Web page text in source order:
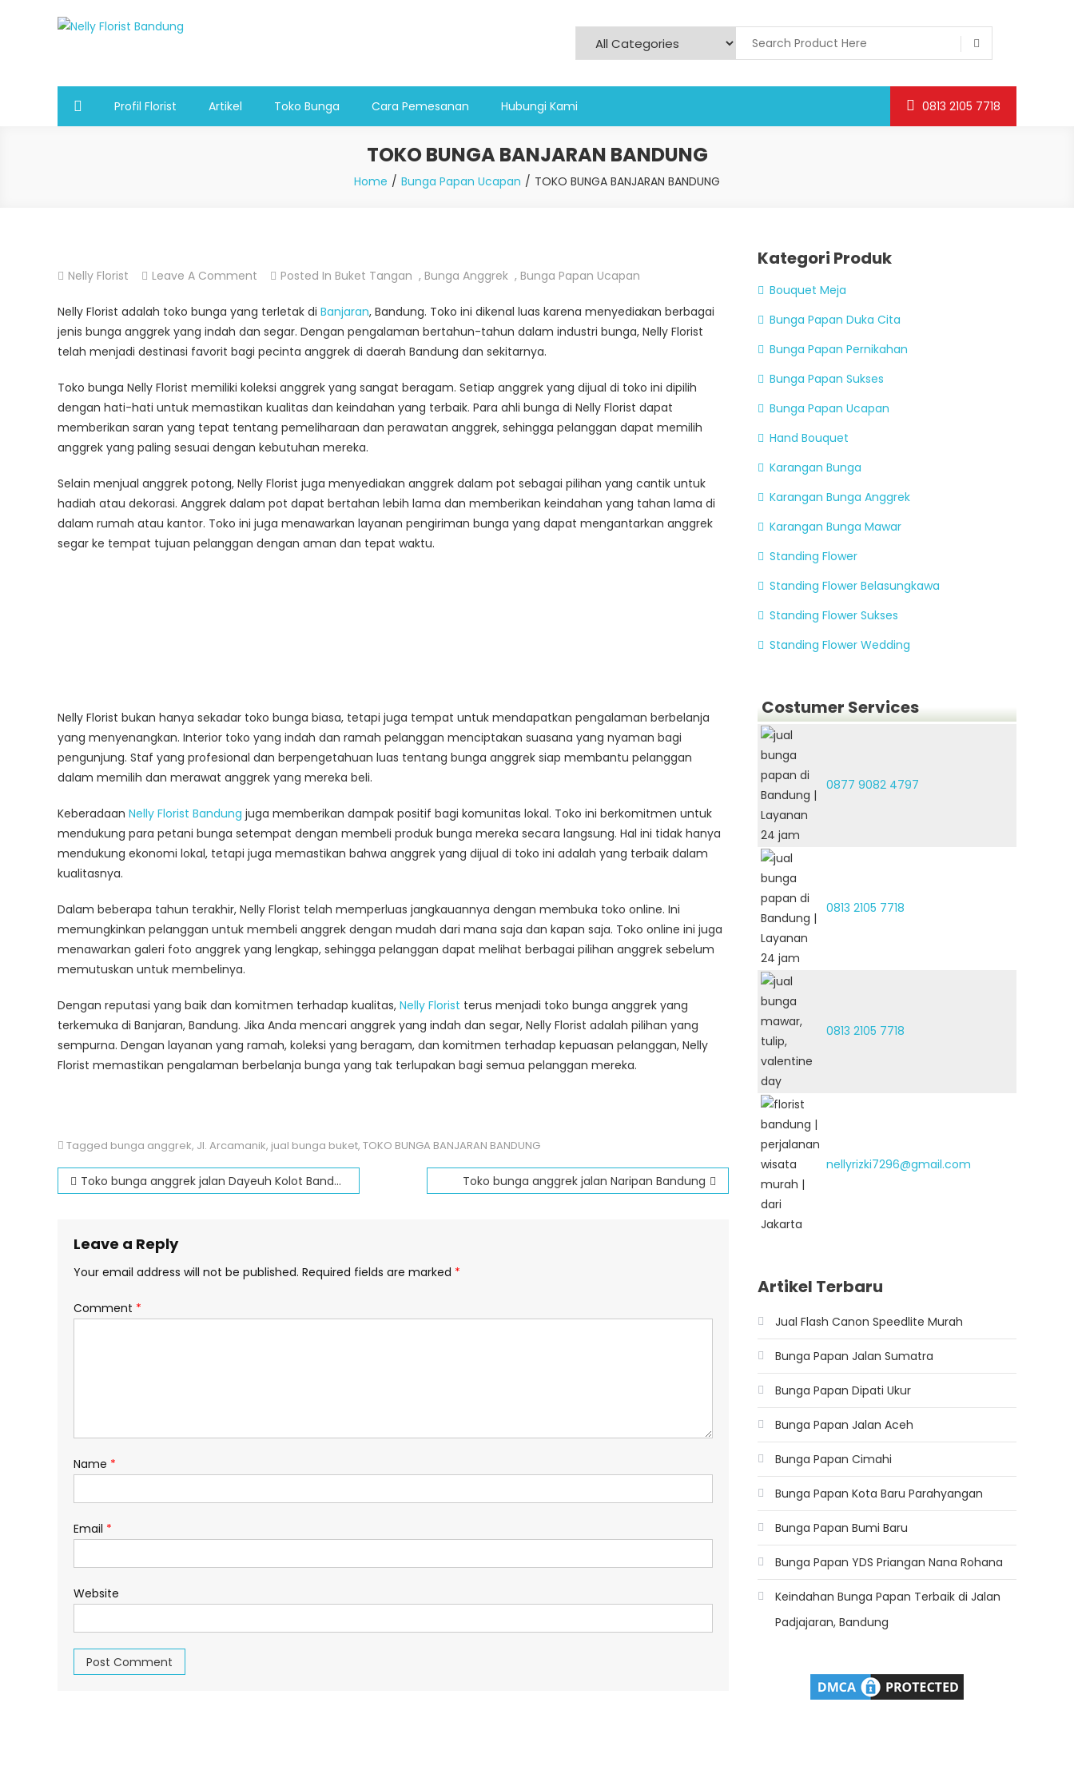
Profil Florist Artikel Toko Bunga Cara Pemesanan Hubungi Kami 0813 2105 7718
TOKO BUNGA BANJARAN BANDUNG
Home Bunga Papan Ucapan TOKO BUNGA BANJARAN BANDUNG
Nelly Florist Leave A Comment On
BUNGA
BANJARAN
BANDUNG
Posted In Buket Tangan , Bunga Anggrek , Bunga Papan Ucapan
Nelly Florist adalah toko bunga yang terletak di Banjaran, Bandung. Toko ini dikenal luas karena menyediakan berbagai
jenis bunga anggrek yang indah dan segar. Dengan pengalaman bertahun-tahun dalam industri bunga, Nelly Florist
telah menjadi destinasi favorit bagi pecinta anggrek di daerah Bandung dan sekitarnya.
Toko bunga Nelly Florist memiliki koleksi anggrek yang sangat beragam. Setiap anggrek yang dijual di toko ini dipilih
dengan hati-hati untuk memastikan kualitas dan keindahan yang terbaik. Para ahli bunga di Nelly Florist dapat
memberikan saran yang tepat tentang pemeliharaan dan perawatan anggrek, sehingga pelanggan dapat memilih
anggrek yang paling sesuai dengan kebutuhan mereka.
Selain menjual anggrek potong, Nelly Florist juga menyediakan anggrek dalam pot sebagai pilihan yang cantik untuk
hadiah atau dekorasi. Anggrek dalam pot dapat bertahan lebih lama dan memberikan keindahan yang tahan lama di
dalam rumah atau kantor. Toko ini juga menawarkan layanan pengiriman bunga yang dapat mengantarkan anggrek
segar ke tempat tujuan pelanggan dengan aman dan tepat waktu.
Nelly Florist bukan hanya sekadar toko bunga biasa, tetapi juga tempat untuk mendapatkan pengalaman berbelanja
yang menyenangkan. Interior toko yang indah dan ramah pelanggan menciptakan suasana yang nyaman bagi
pengunjung. Staf yang profesional dan berpengetahuan luas tentang bunga anggrek siap membantu pelanggan
dalam memilih dan merawat anggrek yang mereka beli.
Keberadaan Nelly Florist Bandung juga memberikan dampak positif bagi komunitas lokal. Toko ini berkomitmen untuk
mendukung para petani bunga setempat dengan membeli produk bunga mereka secara langsung. Hal ini tidak hanya
mendukung ekonomi lokal, tetapi juga memastikan bahwa anggrek yang dijual di toko ini adalah yang terbaik dalam
kualitasnya.
Dalam beberapa tahun terakhir, Nelly Florist telah memperluas jangkauannya dengan membuka toko online. Ini
memungkinkan pelanggan untuk membeli anggrek dengan mudah dari mana saja dan kapan saja. Toko online ini juga
menawarkan galeri foto anggrek yang lengkap, sehingga pelanggan dapat melihat berbagai pilihan anggrek sebelum
memutuskan untuk membelinya.
Dengan reputasi yang baik dan komitmen terhadap kualitas, Nelly Florist terus menjadi toko bunga anggrek yang
terkemuka di Banjaran, Bandung. Jika Anda mencari anggrek yang indah dan segar, Nelly Florist adalah pilihan yang
sempurna. Dengan layanan yang ramah, koleksi yang beragam, dan komitmen terhadap kepuasan pelanggan, Nelly
Florist memastikan pengalaman berbelanja bunga yang tak terlupakan bagi semua pelanggan mereka.
Tagged bunga anggrek, Jl. Arcamanik, jual bunga buket, TOKO BUNGA BANJARAN BANDUNG
Post
Toko bunga anggrek jalan Dayeuh Kolot Bandung Toko bunga anggrek jalan Naripan Bandung
Leave a Reply
Your email address will not be published. Required fields are marked *
Comment *
Name *
Email *
Website
Kategori Produk
Bouquet Meja
Bunga Papan Duka Cita
Bunga Papan Pernikahan
Bunga Papan Sukses
Bunga Papan Ucapan
Hand Bouquet
Karangan Bunga
Karangan Bunga Anggrek
Karangan Bunga Mawar
Standing Flower
Standing Flower Belasungkawa
Standing Flower Sukses
Standing Flower Wedding
Costumer Services
0877 9082 4797
0813 2105 7718
0813 2105 7718
nellyrizki7296@gmail.com
Artikel Terbaru
Jual Flash Canon Speedlite Murah
Bunga Papan Jalan Sumatra
Bunga Papan Dipati Ukur
Bunga Papan Jalan Aceh
Bunga Papan Cimahi
Bunga Papan Kota Baru Parahyangan
Bunga Papan Bumi Baru
Bunga Papan YDS Priangan Nana Rohana
Keindahan Bunga Papan Terbaik di Jalan
Padjajaran, Bandung